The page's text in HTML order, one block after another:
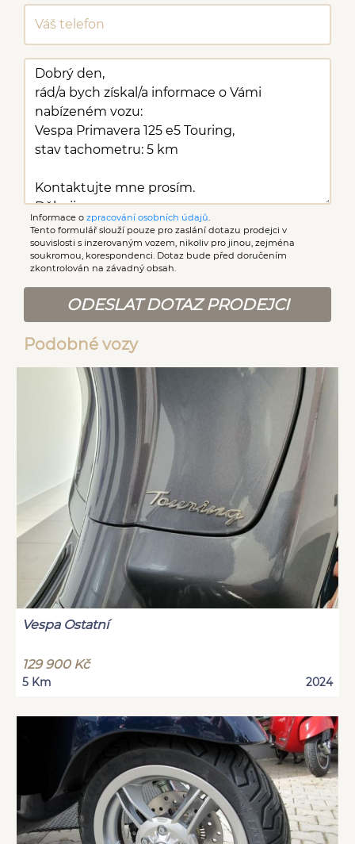
Informace o zpracování osobních údajů
Tento formulář slouží pouze pro zaslání dotazu prodejci v
souvislosti s inzerovaným vozem, nikoliv pro jinou, zejména
soukromou, korespondenci. Dotaz bude před doručením
zkontrolován na závadný obsah.
ODESLAT DOTAZ PRODEJCI
Podobné vozy
Vespa Ostatní
129 900 Kč
5 Km 2024